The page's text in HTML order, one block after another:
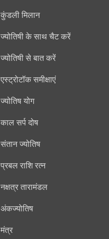
कुंडली मिलान
ज्योतिषी के साथ चैट करें
ज्योतिषी से बात करें
एस्ट्रोटॉक समीक्षाएं
ज्योतिष योग
काल सर्प दोष
संतान ज्योतिष
प्रबल राशि रत्न
नक्षत्र तारामंडल
अंकज्योतिष
मंत्र